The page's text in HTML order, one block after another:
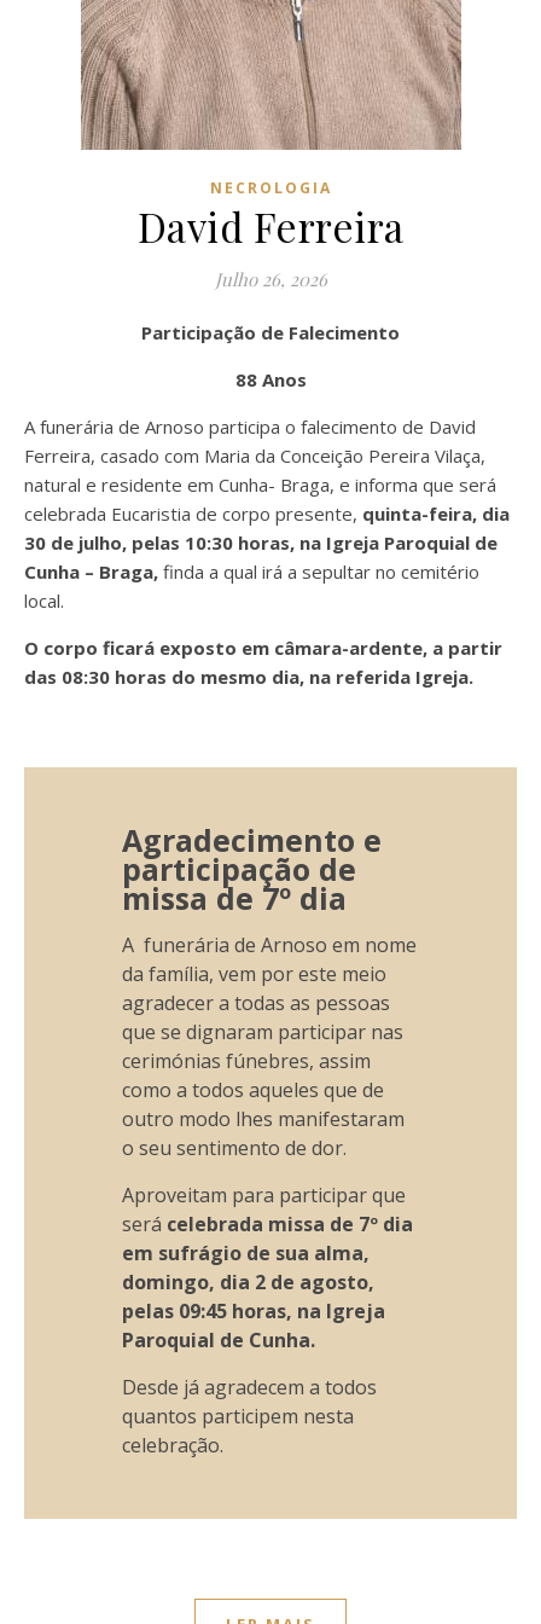
NECROLOGIA
David Ferreira
Julho 26, 2026
Participação de Falecimento
88 Anos
A funerária de Arnoso participa o falecimento de David
Ferreira, casado com Maria da Conceição Pereira Vilaça,
natural e residente em Cunha- Braga, e informa que será
celebrada Eucaristia de corpo presente, quinta-feira, dia
30 de julho, pelas 10:30 horas, na Igreja Paroquial de
Cunha – Braga, finda a qual irá a sepultar no cemitério
local.
O corpo ficará exposto em câmara-ardente, a partir
das 08:30 horas do mesmo dia, na referida Igreja.
Agradecimento e
participação de
missa de 7º dia
A funerária de Arnoso em nome
da família, vem por este meio
agradecer a todas as pessoas
que se dignaram participar nas
cerimónias fúnebres, assim
como a todos aqueles que de
outro modo lhes manifestaram
o seu sentimento de dor.
Aproveitam para participar que
será celebrada missa de 7º dia
em sufrágio de sua alma,
domingo, dia 2 de agosto,
pelas 09:45 horas, na Igreja
Paroquial de Cunha.
Desde já agradecem a todos
quantos participem nesta
celebração.